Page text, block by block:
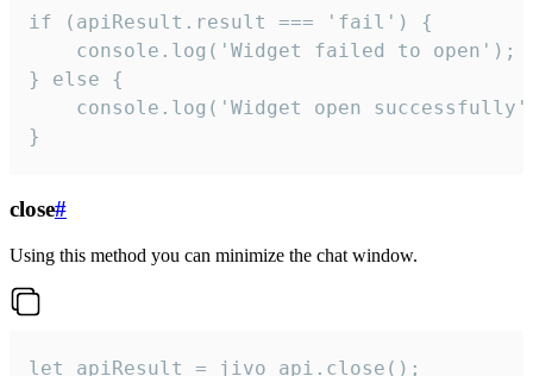
if (apiResult.result === 'fail') {
    console.log('Widget failed to open');
} else {
console.log('Widget open
}
close#
Using this method you can minimize the chat window.
let apiResult = jivo_api.close();